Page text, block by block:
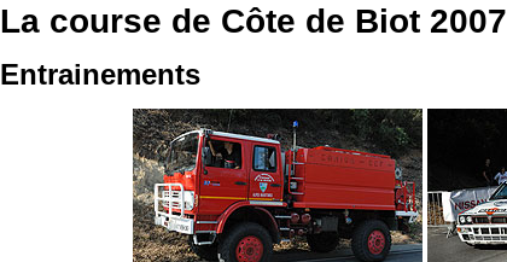
La course de Côte de Biot 2007
Entrainements